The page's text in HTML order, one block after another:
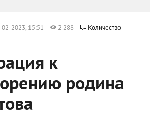
02-2023, 15:51 2 288
Количество
к
родина